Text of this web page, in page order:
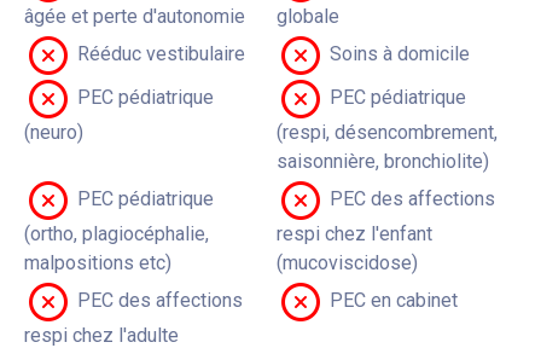
âgée et perte d'autonomie
globale
Rééduc vestibulaire
Soins à domicile
PEC pédiatrique
(neuro)
PEC pédiatrique
(respi, désencombrement,
saisonnière, bronchiolite)
PEC pédiatrique
(ortho, plagiocéphalie,
malpositions etc)
PEC des affections
respi chez l'enfant
(mucoviscidose)
PEC des affections
respi chez l'adulte
PEC en cabinet